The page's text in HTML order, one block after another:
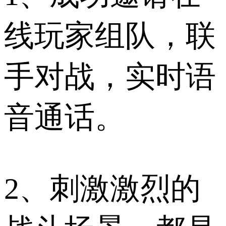
线玩家组队，联
手对战，实时语
音通话。
2、刺激激烈的